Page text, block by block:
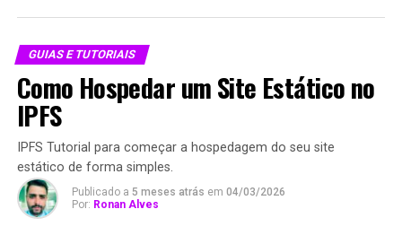
GUIAS E TUTORIAIS
Como Hospedar um Site Estático no
IPFS
IPFS Tutorial para começar a hospedagem do seu site
estático de forma simples.
Publicado a 5 meses atrás em 04/03/2026
Por: Ronan Alves